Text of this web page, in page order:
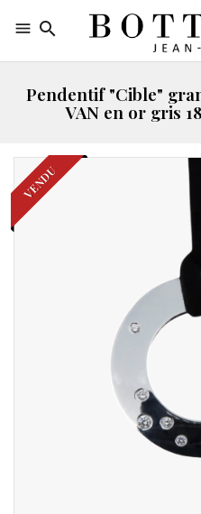
 
Pendentif "Cible"
VAN en or gris
VENDU